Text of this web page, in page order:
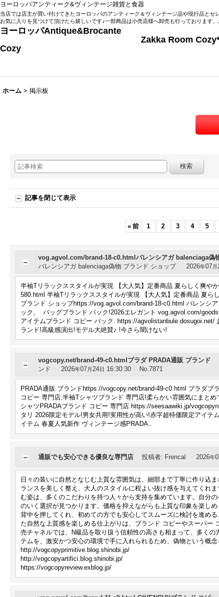
ヨーロッパアンティーク&ヴィンテージ雑貨と食器
当店では店主が買い付けてきたヨーロッパのアンティーク＆ヴィンテージ品や現行品とセ
お気に入りを見つけて頂けたら嬉しいです♪一部商品は小売店様へ卸売も行っております
ヨーロッパAntique&Brocante
Zakka Room
Cozy
ホーム > 掲示板
記事を閉じて表示
« 前 1 2 3 4 5
vog.agvol.com/brand-18-c0.htmlバレンシアガ balenciaga偽
バレンシアガ balenciaga偽物 ブランド ショップ
2026年07月
半袖Tリラックススタイルが実現 【大人気】定番商品 夏らしく爽や
580.html 半袖Tリラックススタイルが実現 【大人気】定番商品 夏
ブランド ショップhttps://vog.agvol.com/brand-18-c0.html バレン
ック, バッグブランド バック!2026エレガント vog.agvol.com/
アイテムブランド コピー バック. https://
ランド!高級感演出!モデル大絶賛♪ !今さら聞けない!
vogcopy.net/brand-49-c0.htmlプラダ PRADA通販 ブランド
ンド
2026年07月24日 16:30:30 No.7871
PRADA通販 ブランドhttps://vogcopy.net/brand-49-c0.html プラダ
コピー 専門店,半袖Tシャツブランド 専門店!柔らかい雰囲気にまと
シャツPRADAブランド コピー 専門店 https://seesaawiki.jp/
タリ 2026限定モデル!男女共用!実用性が高い!赤字超特価限定アイ
イテム 春夏人気新作 ヴィンテージ感PRADA..
通販でも安心できる優良な専門店 投稿者: Frencal 2026年
日々の装いに自然となじむ上質な雰囲気は、細部まで丁寧に作り込
ランスを美しく整え、大人のスタイルに程よい抜け感を与えてくれ
む姿は、多くのこだわりを持つ人々から支持を集めています。自分
のいく選択が見つかります。価格を抑えながらも上質な印象を楽し
背中を押してくれ、初めての方でも安心してスムーズに検討を進め
た自然な上質感を楽しめる仕上がりは、ブランド コピーやスーパ
売チャネルでは、N級品を取り扱う信頼性の高さも相まって、多く
テムを、激安かつ安心の環境で手に入れられるため、偽物という概
http://vogcopyprimitive.blog.shinobi.jp/
http://vogcopyartifici.blog.shinobi.jp/
https://vogcopyreview.exblog.jp/